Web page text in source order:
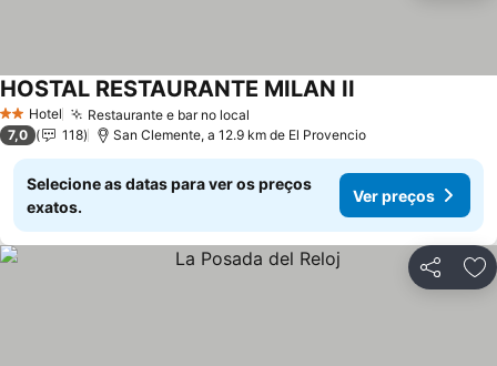
2 Estrelas
Hotel Restaurante e bar no local
HOSTAL RESTAURANTE MILAN II
7,0 118 San Clemente, a 12.9 km de El Provencio
Selecione as datas para ver os preços
exatos.
Ver preços
Partilhar